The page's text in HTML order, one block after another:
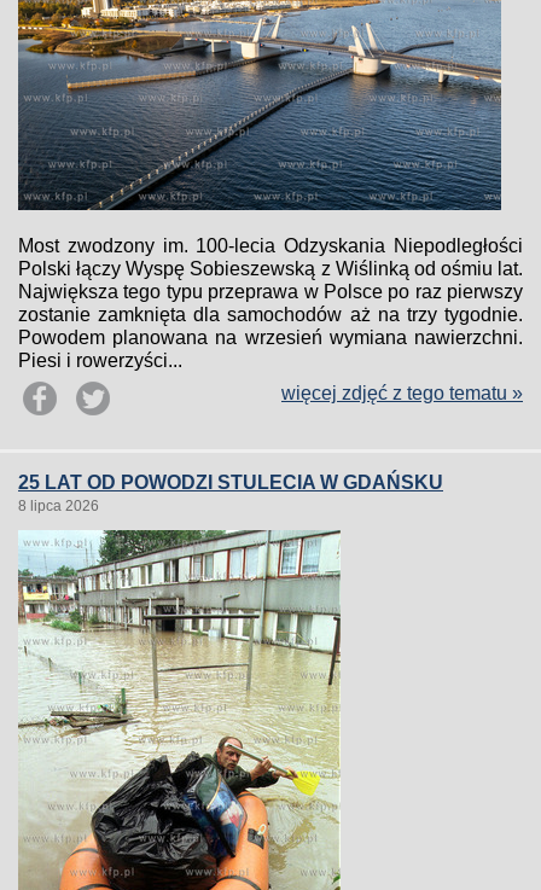
Most zwodzony im. 100-lecia Odzyskania Niepodległości
Polski łączy Wyspę Sobieszewską z Wiślinką od ośmiu lat.
Największa tego typu przeprawa w Polsce po raz pierwszy
zostanie zamknięta dla samochodów aż na trzy tygodnie.
Powodem planowana na wrzesień wymiana nawierzchni.
Piesi i rowerzyści...
więcej zdjęć z tego tematu »
25 LAT OD POWODZI STULECIA W GDAŃSKU
8 lipca 2026